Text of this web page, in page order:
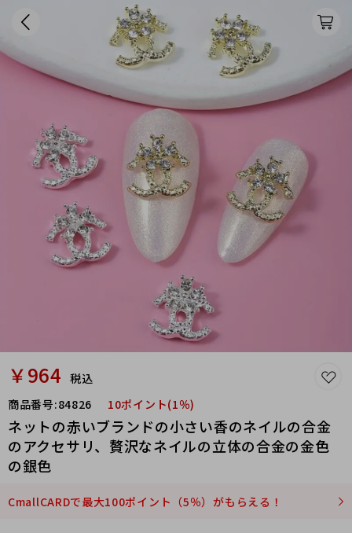
￥964 税込
商品番号:84826 10ポイント(1％)
ネットの赤いブランドの小さい香のネイルの合金
のアクセサリ、贅沢なネイルの立体の合金の金色
の銀色
CmallCARDで最大100ポイント（5％）がもらえる！